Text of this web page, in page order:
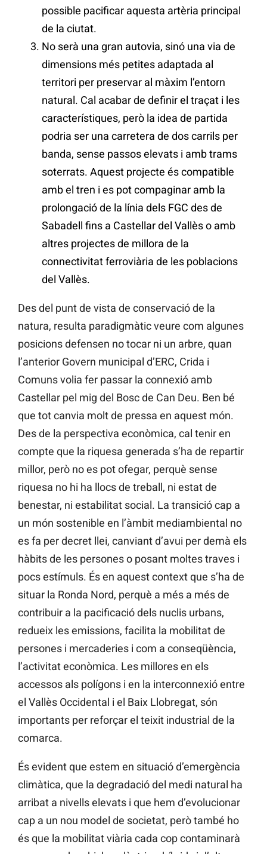
possible pacificar aquesta artèria principal
de la ciutat.
No serà una gran autovia, sinó una via de
dimensions més petites adaptada al
territori per preservar al màxim l’entorn
natural. Cal acabar de definir el traçat i les
característiques, però la idea de partida
podria ser una carretera de dos carrils per
banda, sense passos elevats i amb trams
soterrats. Aquest projecte és compatible
amb el tren i es pot compaginar amb la
prolongació de la línia dels FGC des de
Sabadell fins a Castellar del Vallès o amb
altres projectes de millora de la
connectivitat ferroviària de les poblacions
del Vallès.
Des del punt de vista de conservació de la
natura, resulta paradigmàtic veure com algunes
posicions defensen no tocar ni un arbre, quan
l’anterior Govern municipal d’ERC, Crida i
Comuns volia fer passar la connexió amb
Castellar pel mig del Bosc de Can Deu. Ben bé
que tot canvia molt de pressa en aquest món.
Des de la perspectiva econòmica, cal tenir en
compte que la riquesa generada s’ha de repartir
millor, però no es pot ofegar, perquè sense
riquesa no hi ha llocs de treball, ni estat de
benestar, ni estabilitat social. La transició cap a
un món sostenible en l’àmbit mediambiental no
es fa per decret llei, canviant d’avui per demà els
hàbits de les persones o posant moltes traves i
pocs estímuls. És en aquest context que s’ha de
situar la Ronda Nord, perquè a més a més de
contribuir a la pacificació dels nuclis urbans,
redueix les emissions, facilita la mobilitat de
persones i mercaderies i com a conseqüència,
l’activitat econòmica. Les millores en els
accessos als polígons i en la interconnexió entre
el Vallès Occidental i el Baix Llobregat, són
importants per reforçar el teixit industrial de la
comarca.
És evident que estem en situació d’emergència
climàtica, que la degradació del medi natural ha
arribat a nivells elevats i que hem d’evolucionar
cap a un nou model de societat, però també ho
és que la mobilitat viària cada cop contaminarà